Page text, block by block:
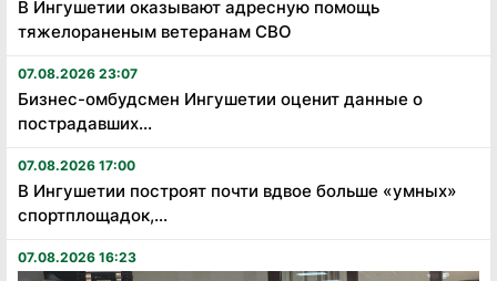
В Ингушетии оказывают адресную помощь
тяжелораненым ветеранам СВО
07.08.2026 23:07
Бизнес-омбудсмен Ингушетии оценит данные о
пострадавших...
07.08.2026 17:00
В Ингушетии построят почти вдвое больше «умных»
спортплощадок,...
07.08.2026 16:23